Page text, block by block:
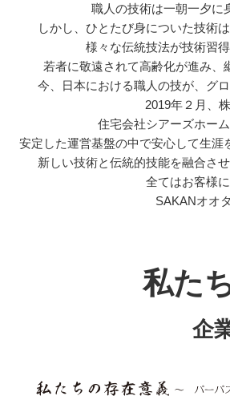
職人の技術は一朝一夕に
しかし、ひとたび身についた技術
様々な伝統技法が技術習
若者に敬遠されて高齢化が進み、
今、日本における職人の技が、グ
2019年２月、
住宅会社シアーズホー
安定した運営基盤の中で安心して生涯
新しい技術と伝統的技能を融合さ
全てはお客様
SAKANオオ
私た
企